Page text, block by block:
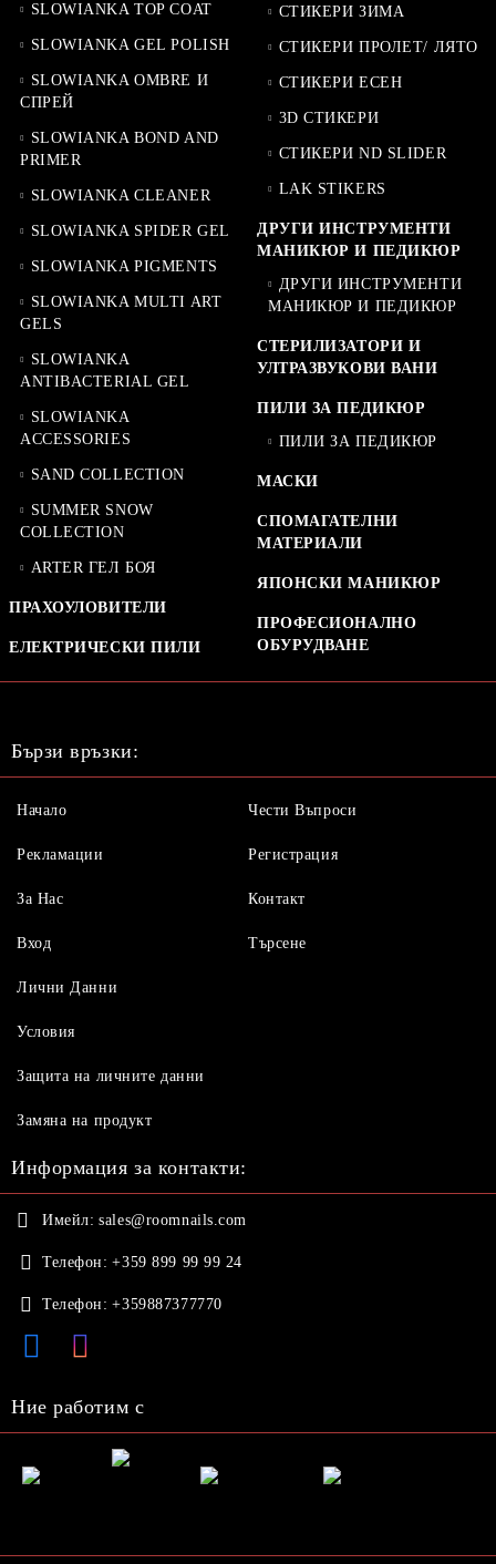
SLOWIANKA TOP COAT
SLOWIANKA GEL POLISH
SLOWIANKA OMBRE И
СПРЕЙ
SLOWIANKA BOND AND
PRIMER
SLOWIANKA CLEANER
SLOWIANKA SPIDER GEL
SLOWIANKA PIGMENTS
SLOWIANKA MULTI ART
GELS
SLOWIANKA
ANTIBACTERIAL GEL
SLOWIANKA
ACCESSORIES
SAND COLLECTION
SUMMER SNOW
COLLECTION
ARTER ГЕЛ БОЯ
ПРАХОУЛОВИТЕЛИ
ЕЛЕКТРИЧЕСКИ ПИЛИ
СТИКЕРИ ЗИМА
СТИКЕРИ ПРОЛЕТ/ ЛЯТО
СТИКЕРИ ЕСЕН
3D СТИКЕРИ
СТИКЕРИ ND SLIDER
LAK STIKERS
ДРУГИ ИНСТРУМЕНТИ
МАНИКЮР И ПЕДИКЮР
ДРУГИ ИНСТРУМЕНТИ
МАНИКЮР И ПЕДИКЮР
СТЕРИЛИЗАТОРИ И
УЛТРАЗВУКОВИ ВАНИ
ПИЛИ ЗА ПЕДИКЮР
ПИЛИ ЗА ПЕДИКЮР
МАСКИ
СПОМАГАТЕЛНИ
МАТЕРИАЛИ
ЯПОНСКИ МАНИКЮР
ПРОФЕСИОНАЛНО
ОБУРУДВАНЕ
Бързи връзки:
Начало
Рекламации
За Нас
Вход
Чести Въпроси
Регистрация
Контакт
Търсене
Лични Данни
Условия
Защита на личните данни
Замяна на продукт
Информация за контакти:
Имейл: sales@roomnails.com
Телефон: +359 899 99 99 24
Телефон: +359887377770
Ние работим с